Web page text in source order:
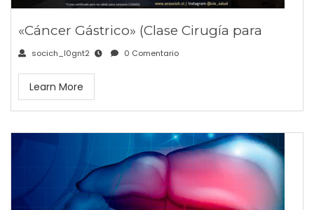
«Cáncer Gástrico» (Clase Cirugía para
socich_l0gnt2 0 Comentario
Learn More